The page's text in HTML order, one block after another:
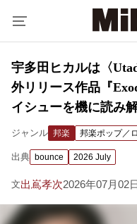
宇多田ヒカルは〈
外リリース作品『
イシューを機に読み
ジャンル 邦楽 邦楽ポップ／
出典 bounce 2026 July
文出嶌孝次2026年07月02